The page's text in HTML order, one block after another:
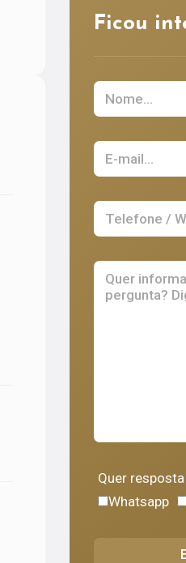
Ficou
Quer
Whatsapp